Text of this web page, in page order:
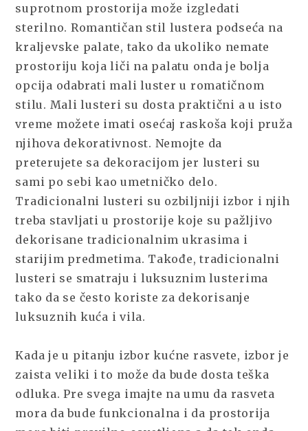
suprotnom prostorija može izgledati
sterilno. Romantičan stil lustera podseća na
kraljevske palate, tako da ukoliko nemate
prostoriju koja liči na palatu onda je bolja
opcija odabrati mali luster u romatičnom
stilu. Mali lusteri su dosta praktični a u isto
vreme možete imati osećaj raskoša koji pruža
njihova dekorativnost. Nemojte da
preterujete sa dekoracijom jer lusteri su
sami po sebi kao umetničko delo.
Tradicionalni lusteri su ozbiljniji izbor i njih
treba stavljati u prostorije koje su pažljivo
dekorisane tradicionalnim ukrasima i
starijim predmetima. Takođe, tradicionalni
lusteri se smatraju i luksuznim lusterima
tako da se često koriste za dekorisanje
luksuznih kuća i vila.
Kada je u pitanju izbor kućne rasvete, izbor je
zaista veliki i to može da bude dosta teška
odluka. Pre svega imajte na umu da rasveta
mora da bude funkcionalna i da prostorija